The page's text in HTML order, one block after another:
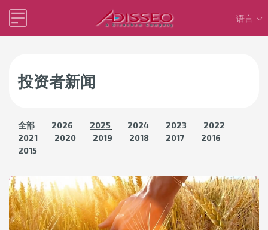
语言
投资者新闻
全部 2026 2025 2024 2023
2022
2021
2020 2019 2018 2017
2016
2015